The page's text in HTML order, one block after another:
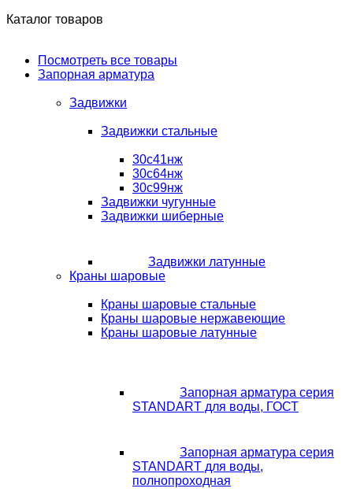
Каталог товаров
Посмотреть все товары
Запорная арматура
Задвижки
Задвижки стальные
30с41нж
30с64нж
30с99нж
Задвижки чугунные
Задвижки шиберные
Задвижки латунные
Краны шаровые
Краны шаровые стальные
Краны шаровые нержавеющие
Краны шаровые латунные
Запорная арматура серия
STANDART для воды, ГОСТ
Запорная арматура серия
STANDART для воды,
полнопроходная